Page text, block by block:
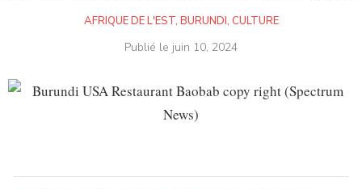
AFRIQUE DE L'EST, BURUNDI, CULTURE
Publié le juin 10, 2024